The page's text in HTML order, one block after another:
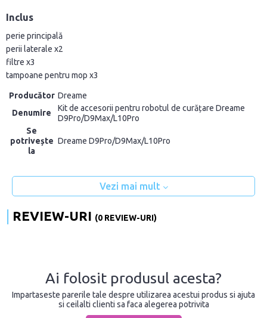
Inclus
perie principală
perii laterale x2
filtre x3
tampoane pentru mop x3
Producător Dreame
Denumire
Kit de accesorii pentru robotul de curățare Dreame
D9Pro/D9Max/L10Pro
Se
potrivește
la
Dreame D9Pro/D9Max/L10Pro
Vezi mai mult
REVIEW-URI (0 REVIEW-URI)
Ai folosit produsul acesta?
Impartaseste parerile tale despre utilizarea acestui produs si ajuta
si ceilalti clienti sa faca alegerea potrivita